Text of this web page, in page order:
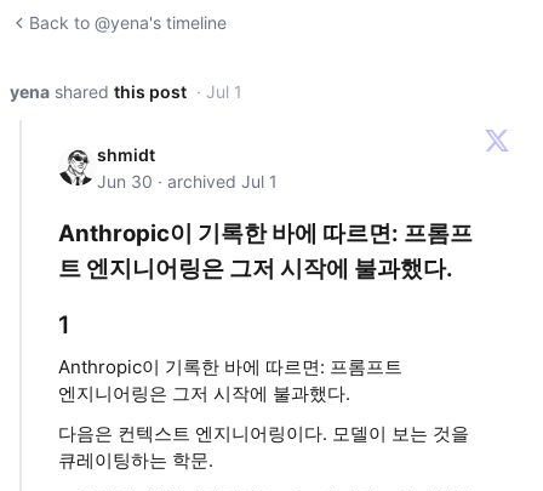
Back to @yena's timeline
yena shared this post · Jul 1
shmidt
Jun 30 · archived Jul 1
Anthropic이 기록한 바에 따르면: 프롬프
트 엔지니어링은 그저 시작에 불과했다.
1
Anthropic이 기록한 바에 따르면: 프롬프트
엔지니어링은 그저 시작에 불과했다.
다음은 컨텍스트 엔지니어링이다. 모델이 보는 것을
큐레이팅하는 학문.